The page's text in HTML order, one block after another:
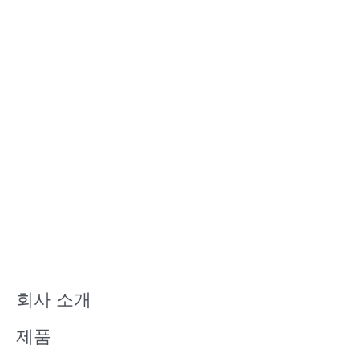
회사 소개
제품